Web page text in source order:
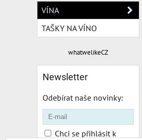
VÍNA
TAŠKY NA VÍNO
whatwelikeCZ
Newsletter
Odebírat naše novinky:
Chci se přihlásit k